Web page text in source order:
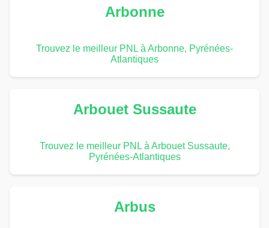
Arbonne
Trouvez le meilleur PNL à Arbonne, Pyrénées-
Atlantiques
Arbouet Sussaute
Trouvez le meilleur PNL à Arbouet Sussaute,
Pyrénées-Atlantiques
Arbus